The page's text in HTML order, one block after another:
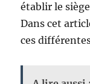
établir le
Dans cet
ces